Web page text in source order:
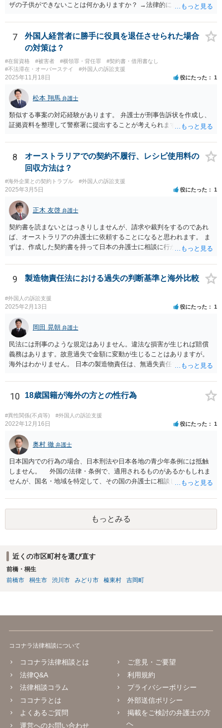
ザの子供ができないことは何かありますか？ →法律的に、ということ
7
外国人経営者に勝手に役員を退任させられた場合
の対策は？
#在留資格 #被害者 #横領罪・背任罪
#契約書・借用書なし
#不法滞在・オーバーステイ
#外国人の訴訟支援
2025年11月18日 役にたった 1
松本 翔馬 弁護士
類似する事案の対応経験があります。 弁護士が刑事告訴状を作成し、
証拠資料を整理して警察署に提出することが考えられます。
8
オーストラリアでの契約不履行、レシピ使用料の
回収方法は？
#海外企業との契約トラブル #外国人の訴訟支援
2025年3月5日 役にたった 1
正木 友啓 弁護士
契約書を読まないとはっきりしませんが、請求や裁判をするのであれ
ば、オーストラリアの弁護士に依頼することになると思われます。 ま
ずは、作成した契約書を持って日本の弁護士に相談に行かれて、契約
9 製造物責任法における過失の判断基準と海外比較
#外国人の訴訟支援
2025年2月13日 役にたった 1
岡田 晃朝 弁護士
民法には刑事のような規定はありません。違法な損害が生じれば賠償
義務はあります。故意過失で金額に変動が生じることはありますが。
海外はわかりません。 日本の製造物責任は、無過失責任です。ですの
10 18歳国籍が海外の方との性行為
#異性関係(不貞等) #外国人の訴訟支援
2022年12月16日 役にたった 1
奥村 徹 弁護士
日本国内での行為の場合、日本刑法や日本各地の青少年条例には抵触
しません。 外国の法律・条例で、適用されるものがあるかもしれま
せんが、国名・地域を特定して、その国の弁護士に相談してくださ
もっとみる
近くの市区町村を選び直す
前橋・桐生
前橋市
桐生市 渋川市 みどり市 榛東村 吉岡町
ココナラ法律相談について
ココナラ法律相談とは
法律Q&A
法律相談コラム
ココナラとは
よくあるご質問
運営へのお問い合わせ
ご意見・ご要望
利用規約
プライバシーポリシー
外部送信ポリシー
掲載をご検討の弁護士の方
へ